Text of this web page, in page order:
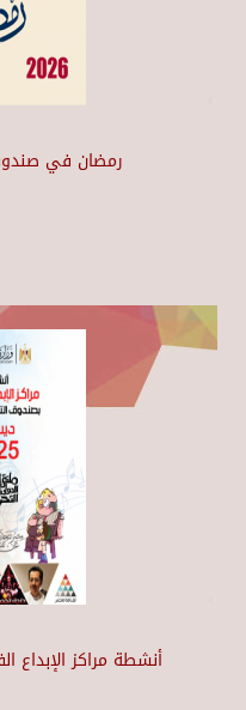
رمضان في صندوق
أنشطة مراكز الإبداع